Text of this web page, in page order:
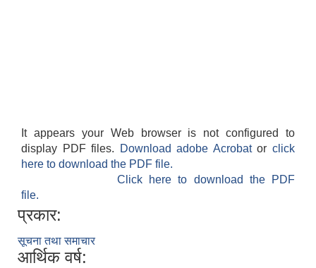
It appears your Web browser is not configured to
display PDF files.
Download adobe Acrobatorclick
here to download the PDF file.
Click here to download the PDF
file.
प्रकार:
सूचना तथा समाचार
आर्थिक वर्ष: